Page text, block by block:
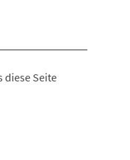
diese Seite